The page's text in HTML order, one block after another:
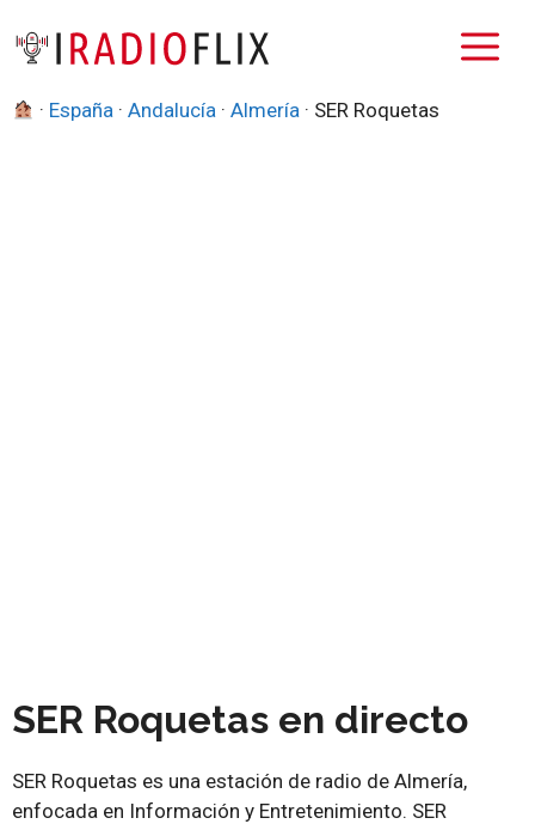
· España ·Andalucía ·Almería · SER Roquetas
SER Roquetas en directo
SER Roquetas es una estación de radio de Almería,
enfocada en Información y Entretenimiento. SER